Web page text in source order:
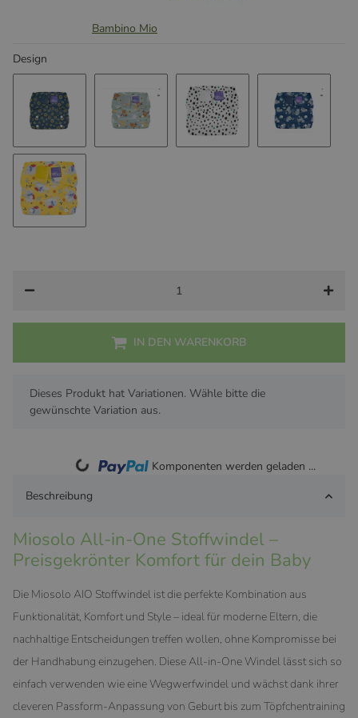
Bambino Mio
Design
Sunflower
IN DEN WARENKORB
x
Dieses Produkt hat Variationen. Wähle bitte die
gewünschte Variation aus.
Loading...
Komponenten werden geladen ...
Beschreibung
Miosolo All-in-One Stoffwindel –
Preisgekrönter Komfort für dein Baby
Die Miosolo AIO Stoffwindel ist die perfekte Kombination aus
Funktionalität, Komfort und Style – ideal für moderne Eltern, die
nachhaltige Entscheidungen treffen wollen, ohne Kompromisse bei
der Handhabung einzugehen. Diese All-in-One Windel lässt sich so
einfach verwenden wie eine Wegwerfwindel und wächst dank ihrer
cleveren Passform-Anpassung von Geburt bis zum Töpfchentraining